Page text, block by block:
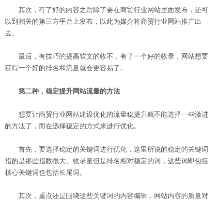
其次，有了好的内容之后除了要在商贸行业网站里面发布，还可
以到相关的第三方平台上发布，以此为媒介将商贸行业网站推广出
去。
最后，有技巧的提高软文的收不，有了一个好的收录，网站想要
获得一个好的排名和流量就会更容易了。
第二种，稳定提升网站流量的方法
想要让商贸行业网站建设优化的流量稳提升就不能选择一些激进
的方法了，而在选择稳定的方式来进行优化。
首先，要选择稳定的关键词进行优化，这里所说的稳定的关键词
指的是那些指数很大、收录量但是排名相对稳定的词，这些词即包括
核心关键词也包括长尾词。
其次，重点还是围绕这些关键词的内容编辑，网站内容的质量对